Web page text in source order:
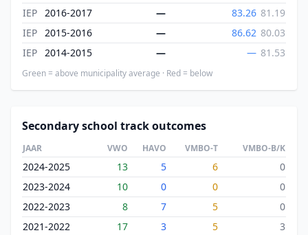
IEP 2016-2017 — 83.26 81.19
IEP 2015-2016 — 86.62 80.03
IEP 2014-2015 — — 81.53
Green = above municipality average · Red = below
Secondary school track outcomes
JAAR VWO HAVO VMBO-T VMBO-B/K
2024-2025 13 5 6
0
2023-2024
10 0 0
0
2022-2023
8 7 5
0
2021-2022
17 3 5
3